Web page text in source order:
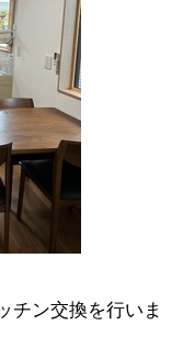
ン交換を行いま